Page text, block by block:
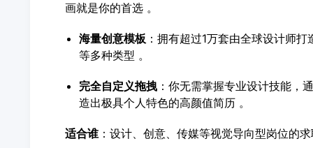
画就是你的首选 。
海量创意模板：拥有超过1万套由全球设计师
等多种类型 。
完全自定义拖拽：你无需掌握专业设计技能，
造出极具个人特色的高颜值简历 。
适合谁：设计、创意、传媒等视觉导向型岗位的